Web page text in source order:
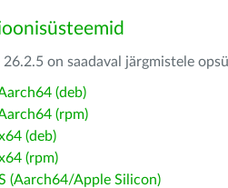
26.2.5 on saadaval järgmistele
(deb)
(rpm)
(deb)
(rpm)
(Aarch64/Apple Silicon)